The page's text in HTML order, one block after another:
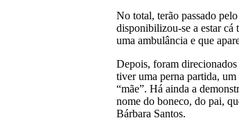
No total, terão passado
disponibilizou-se a estar cá
uma ambulância e que
Depois, foram direcionados
tiver uma perna partida,
“mãe”. Há ainda a
nome do boneco, do pai,
Bárbara Santos.